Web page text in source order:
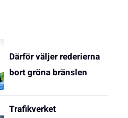
Därför väljer rederierna
bort gröna bränslen
Trafikverket